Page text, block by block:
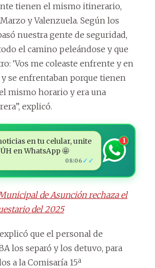
tienen el mismo itinerario,
y Valenzuela. Según los
nuestra gente de seguridad,
el camino peleándose y que
‘Vos me coleaste enfrente y en
se enfrentaban porque tienen
mismo horario y era una
explicó.
en tu celular, unite
en WhatsApp 🤩
08:06 ✓✓
1
de Asunción rechaza el
del 2025
que el personal de
los separó y los detuvo, para
a la Comisaría 15ª